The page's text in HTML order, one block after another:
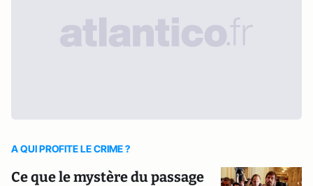
A QUI PROFITE LE CRIME ?
Ce que le mystère du passage